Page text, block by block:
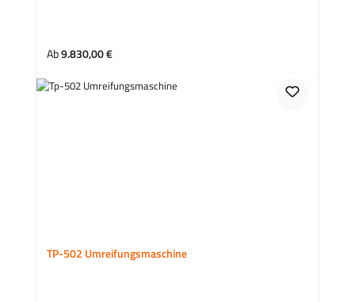
Ab9.830,00 €
TP-502 Umreifungsmaschine